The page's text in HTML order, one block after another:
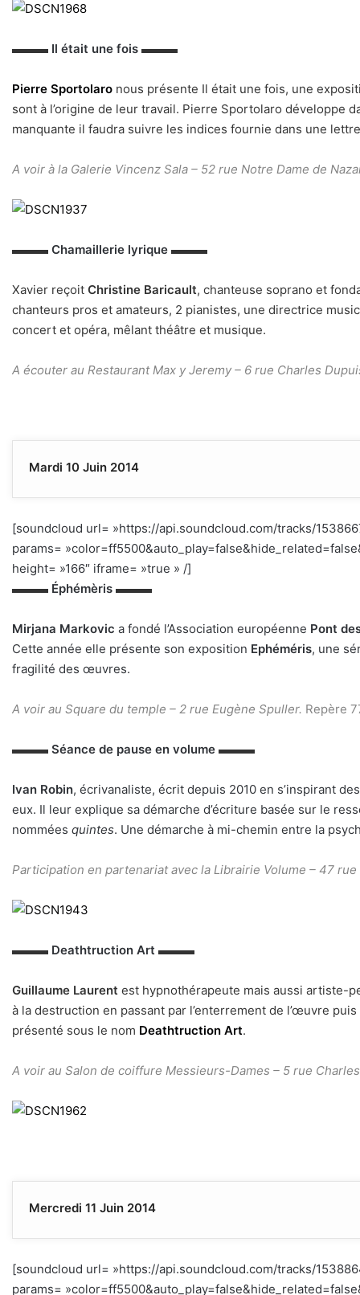
▬▬▬ Il était une fois ▬▬▬
Pierre Sportolaro nous présente Il était une fois, une
sont à l’origine de leur travail. Pierre Sportolaro développe
manquante il faudra suivre les indices fournie dans une
A voir à la Galerie Vincenz Sala – 52 rue Notre Dame de
▬▬▬ Chamaillerie lyrique ▬▬▬
Xavier reçoit Christine Baricault, chanteuse soprano et
chanteurs pros et amateurs, 2 pianistes, une directrice
concert et opéra, mêlant théâtre et musique.
A écouter au Restaurant Max y Jeremy – 6 rue Charles
Mardi 10 Juin 2014
[soundcloud url= »https://api.soundcloud.com/tracks/
params=
height= »166″ iframe= »true » /]
▬▬▬ Éphémèris ▬▬▬
Mirjana Markovic a fondé l’Association européenne Pont
Cette année elle présente son exposition Ephéméris, une
fragilité des œuvres.
A voir au Square du temple – 2 rue Eugène Spuller. Repère
▬▬▬ Séance de pause en volume ▬▬▬
Ivan Robin, écrivanaliste, écrit depuis 2010 en s’inspirant
eux. Il leur explique sa démarche d’écriture basée sur le
nommées quintes. Une démarche à mi-chemin entre la
Participation en partenariat avec la Librairie Volume – 47 rue
▬▬▬ Deathtruction Art ▬▬▬
Guillaume Laurent est hypnothérapeute mais aussi artiste-
à la destruction en passant par l’enterrement de l’œuvre
présenté sous le nom Deathtruction Art.
A voir au Salon de coiffure Messieurs-Dames – 5 rue
Mercredi 11 Juin 2014
[soundcloud url= »https://api.soundcloud.com/tracks/
params=